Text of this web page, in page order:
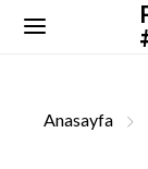
Anasayfa